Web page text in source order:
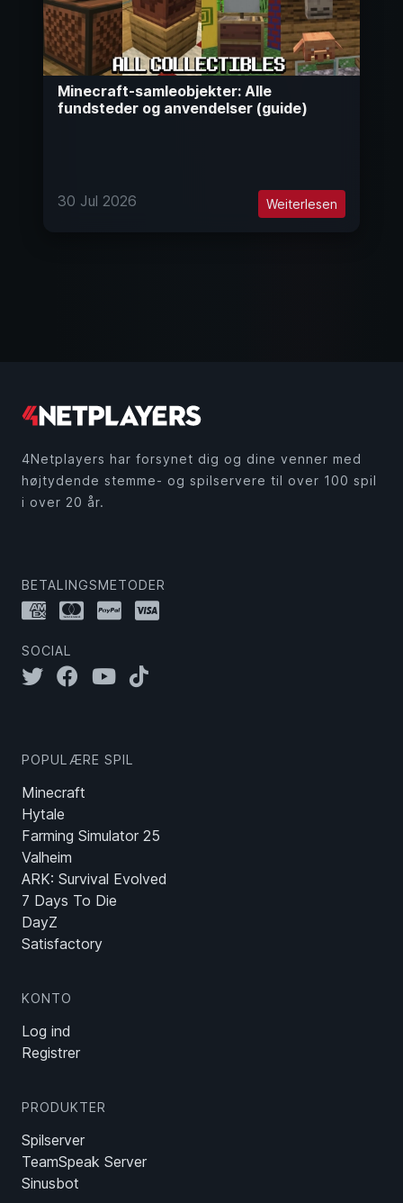
Minecraft-samleobjekter: Alle
fundsteder og anvendelser (guide)
30 Jul 2026 Weiterlesen
4Netplayers har forsynet dig og dine venner med
højtydende stemme- og spilservere til over 100 spil
i over 20 år.
BETALINGSMETODER
SOCIAL
POPULÆRE SPIL
Minecraft
Hytale
Farming Simulator 25
Valheim
ARK: Survival Evolved
7 Days To Die
DayZ
Satisfactory
KONTO
Log ind
Registrer
PRODUKTER
Spilserver
TeamSpeak Server
Sinusbot